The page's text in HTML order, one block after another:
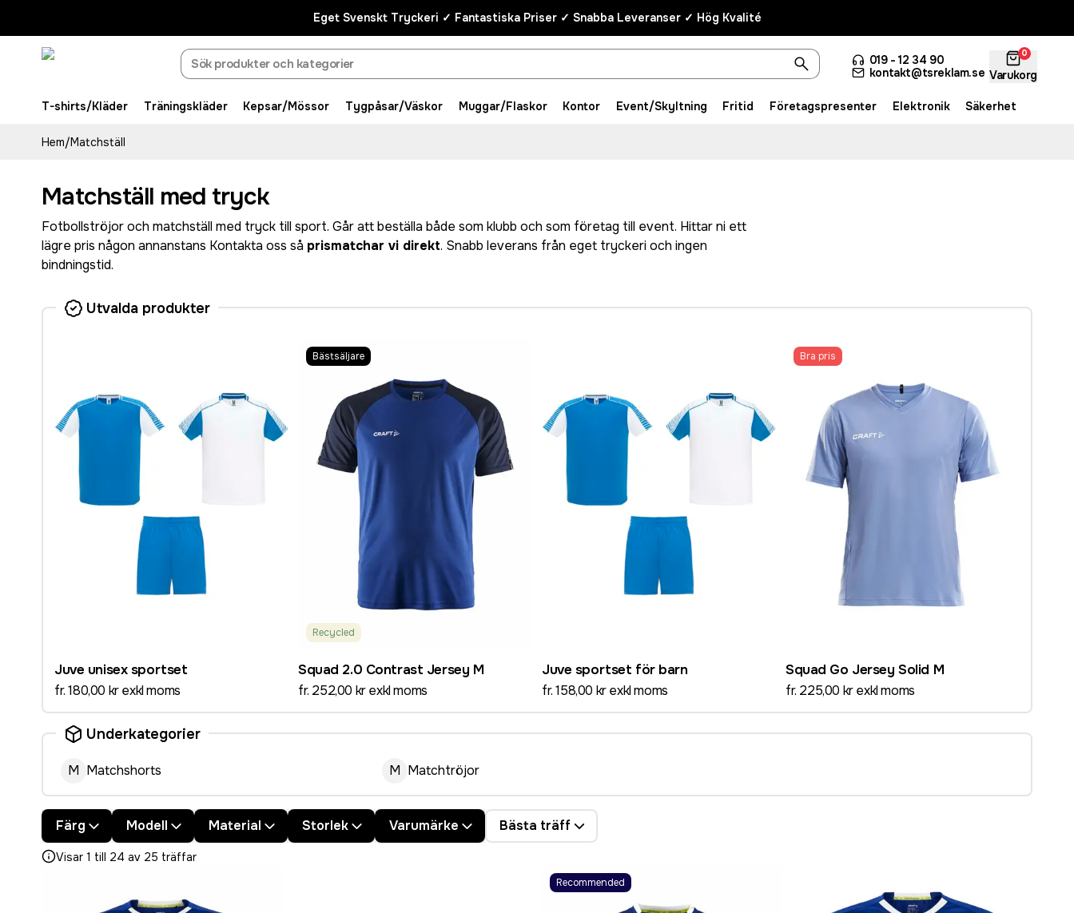
Eget Svenskt Tryckeri ✓ Fantastiska Priser ✓ Snabba Leveranser ✓ Hög Kvalité
019 - 12 34 90
kontakt@tsreklam.se
0
Varukorg
T-shirts/Kläder Träningskläder Kepsar/Mössor Tygpåsar/Väskor Muggar/Flaskor Kontor Event/Skyltning Fritid Företagspresenter Elektronik Säkerhet
Hem/Matchställ
Matchställ med tryck
Fotbollströjor och matchställ med tryck till sport. Går att beställa både som klubb och som företag till event. Hittar ni ett
lägre pris någon annanstans Kontakta oss så prismatchar vi direkt. Snabb leverans från eget tryckeri och ingen
bindningstid.
Utvalda produkter
Juve unisex sportset
fr. 180,00 kr exkl moms
Bästsäljare
Recycled
Squad 2.0 Contrast Jersey M
fr. 252,00 kr exkl moms
Juve sportset för barn
fr. 158,00 kr exkl moms
Bra pris
Squad Go Jersey Solid M
fr. 225,00 kr exkl moms
Underkategorier
M Matchshorts M Matchtröjor
Färg Modell Material Storlek Varumärke Bästa träff
Visar 1 till 24 av 25 träffar
Recommended